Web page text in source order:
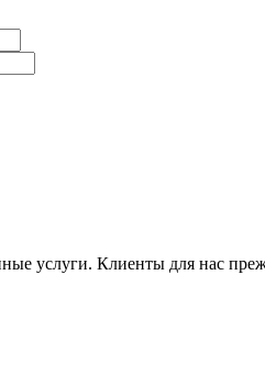
услуги. Клиенты для нас